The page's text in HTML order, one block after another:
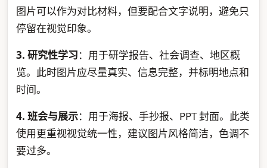
图片可以作为对比材料，但要配合文字说明，避免只
停留在视觉印象。
3. 研究性学习：用于研学报告、社会调查、地区概
览。此时图片应尽量真实、信息完整，并标明地点和
时间。
4. 班会与展示：用于海报、手抄报、PPT 封面。此类
使用更重视视觉统一性，建议图片风格简洁，色调不
要过多。